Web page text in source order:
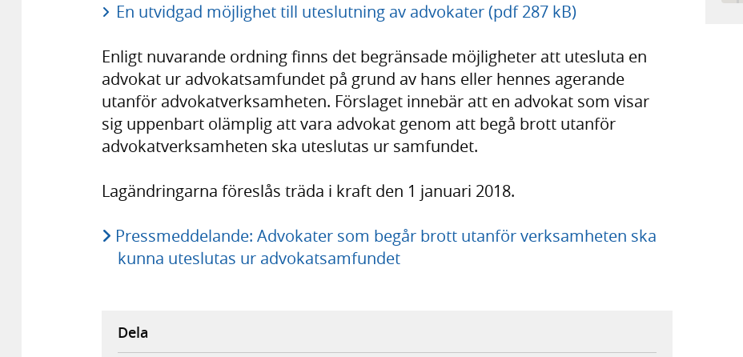
En utvidgad möjlighet till uteslutning av advokater (pdf 287 kB)
Enligt nuvarande ordning finns det begränsade möjligheter att utesluta en
advokat ur advokatsamfundet på grund av hans eller hennes agerande
utanför advokatverksamheten. Förslaget innebär att en advokat som visar
sig uppenbart olämplig att vara advokat genom att begå brott utanför
advokatverksamheten ska uteslutas ur samfundet.
Lagändringarna föreslås träda i kraft den 1 januari 2018.
Pressmeddelande: Advokater som begår brott utanför verksamheten ska
kunna uteslutas ur advokatsamfundet
Dela